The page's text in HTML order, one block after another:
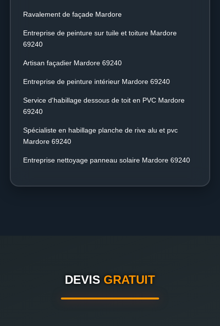
Ravalement de façade Mardore
Entreprise de peinture sur tuile et toiture Mardore
69240
Artisan façadier Mardore 69240
Entreprise de peinture intérieur Mardore 69240
Service d'habillage dessous de toit en PVC Mardore
69240
Spécialiste en habillage planche de rive alu et pvc
Mardore 69240
Entreprise nettoyage panneau solaire Mardore 69240
DEVIS GRATUIT